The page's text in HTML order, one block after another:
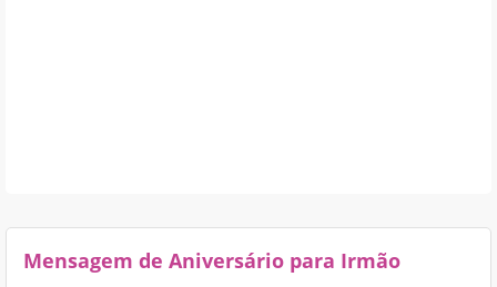
Mensagem de Aniversário para Irmão